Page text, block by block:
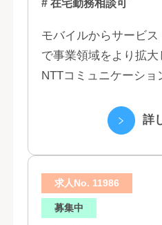
# 在宅勤務相談可
モバイルからサービス
で事業領域をより拡大
NTTコミュニケーショ
たちは、クラウド、
リティといっ...
詳
求人No. 11986
募集中